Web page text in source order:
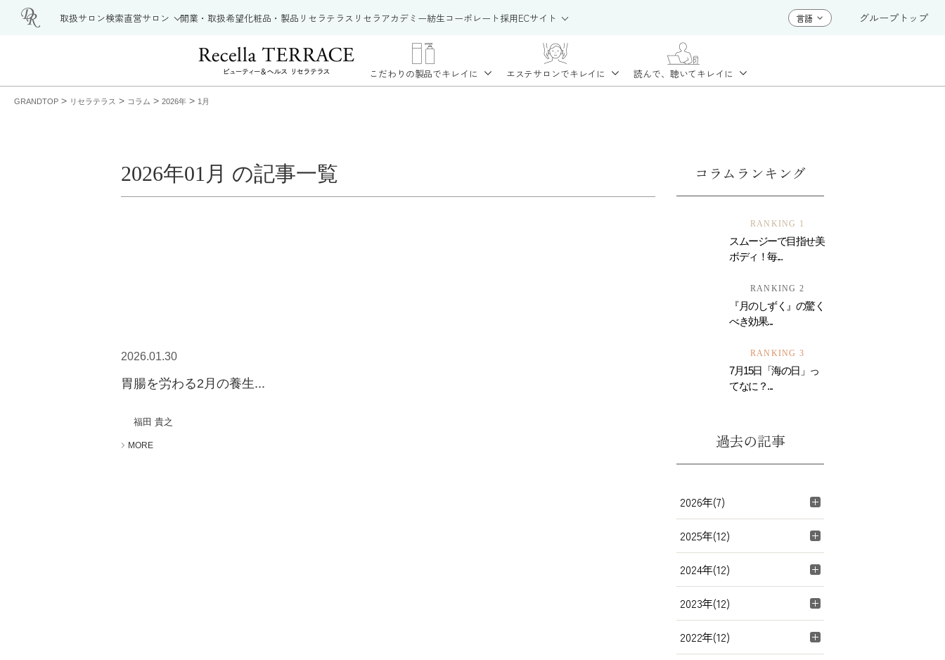
取扱サロン検索直営サロン 開業・取扱希望化粧品・製品 リセラテラス リセラアカデミー紡生コーポレート採用ECサイト グループトップ
こだわりの製品でキレイに エステサロンでキレイに 読んで、聴いてキレイに
GRANDTOP > リセラテラス > コラム > 2026年 > 1月
2026年01月 の記事一覧
2026.01.30
胃腸を労わる2月の養生...
福田 貴之
MORE
コラムランキング
RANKING 1
スムージーで目指せ美
ボディ！毎...
RANKING 2
『月のしずく』の驚く
べき効果...
RANKING 3
7月15日「海の日」っ
てなに？...
過去の記事
2026年(7)
2025年(12)
2024年(12)
2023年(12)
2022年(12)